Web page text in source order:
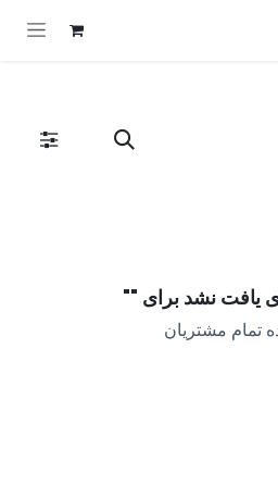
یافت نشد برای ""
تمام مشتریان